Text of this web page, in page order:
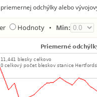
odchýlky alebo
Hodnoty • Min: